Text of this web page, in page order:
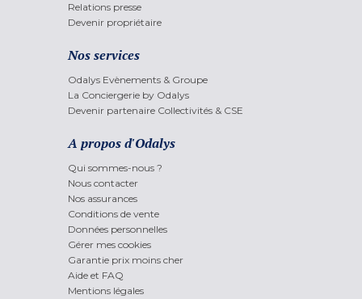
Relations presse
Devenir propriétaire
Nos services
Odalys Evènements & Groupe
La Conciergerie by Odalys
Devenir partenaire Collectivités & CSE
A propos d'Odalys
Qui sommes-nous ?
Nous contacter
Nos assurances
Conditions de vente
Données personnelles
Gérer mes cookies
Garantie prix moins cher
Aide et FAQ
Mentions légales